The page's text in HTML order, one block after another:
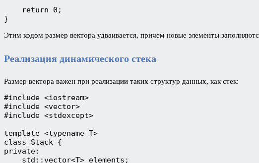
    return 0;
}
Этим кодом размер вектора удваивается, причем новые элементы
Реализация динамического стека
Размер вектора важен при реализации таких структур данных, как стек:
#include <iostream>
#include <vector>
#include <stdexcept>
template <typename T>
class Stack {
private:
    std::vector<T> elements;